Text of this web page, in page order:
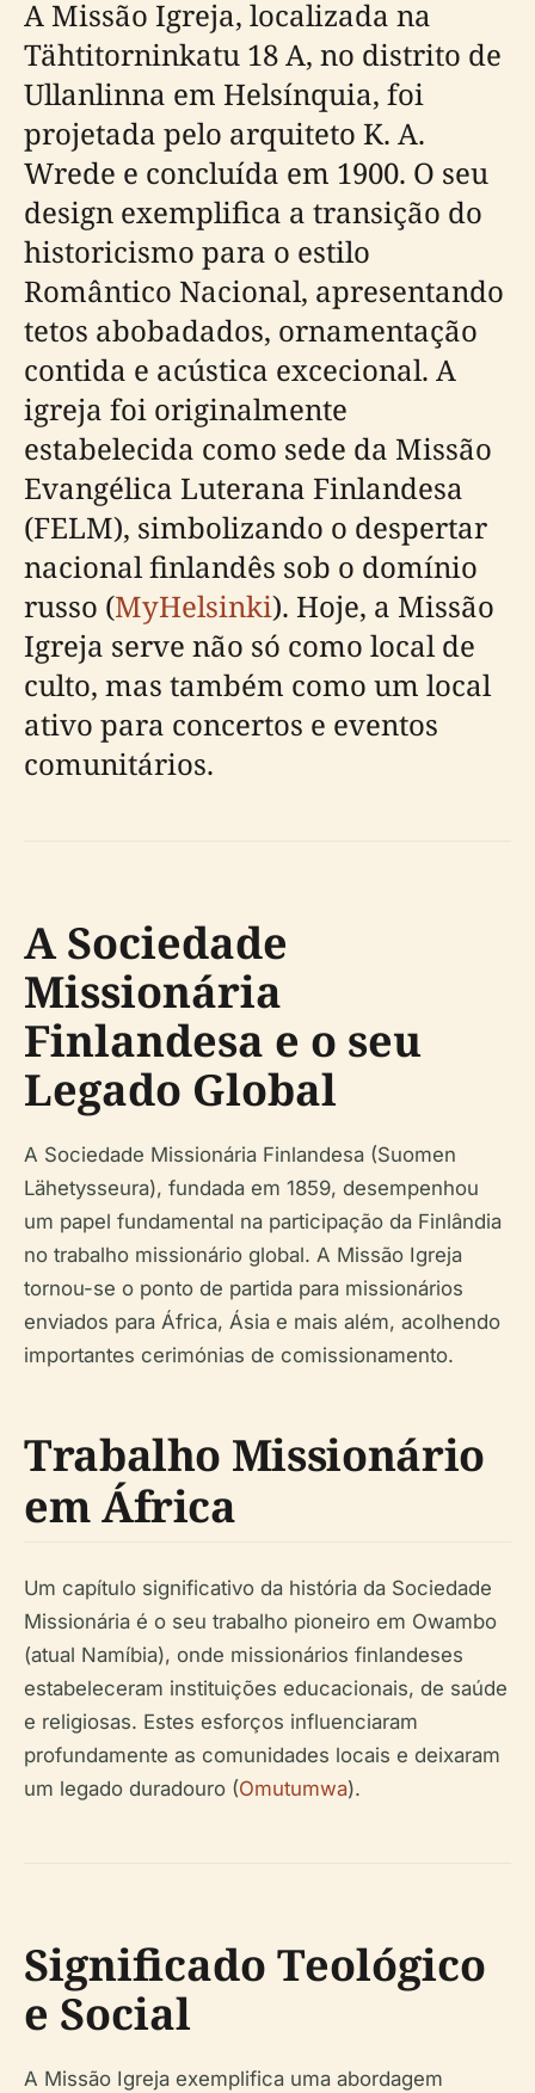
A Missão Igreja, localizada na
Tähtitorninkatu 18 A, no distrito de
Ullanlinna em Helsínquia, foi
projetada pelo arquiteto K. A.
Wrede e concluída em 1900. O seu
design exemplifica a transição do
historicismo para o estilo
Romântico Nacional, apresentando
tetos abobadados, ornamentação
contida e acústica excecional. A
igreja foi originalmente
estabelecida como sede da Missão
Evangélica Luterana Finlandesa
(FELM), simbolizando o despertar
nacional finlandês sob o domínio
russo (MyHelsinki). Hoje, a Missão
Igreja serve não só como local de
culto, mas também como um local
ativo para concertos e eventos
comunitários.
A Sociedade
Missionária
Finlandesa e o seu
Legado Global
A Sociedade Missionária Finlandesa (Suomen
Lähetysseura), fundada em 1859, desempenhou
um papel fundamental na participação da Finlândia
no trabalho missionário global. A Missão Igreja
tornou-se o ponto de partida para missionários
enviados para África, Ásia e mais além, acolhendo
importantes cerimónias de comissionamento.
Trabalho Missionário
em África
Um capítulo significativo da história da Sociedade
Missionária é o seu trabalho pioneiro em Owambo
(atual Namíbia), onde missionários finlandeses
estabeleceram instituições educacionais, de saúde
e religiosas. Estes esforços influenciaram
profundamente as comunidades locais e deixaram
um legado duradouro (Omutumwa).
Significado Teológico
e Social
A Missão Igreja exemplifica uma abordagem